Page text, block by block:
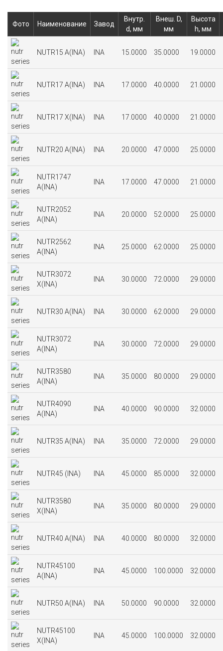
Фото Наименование Завод
Внутр.
d, мм
Внеш. D,
мм
Высота
h, мм
NUTR15 A(INA) INA 15.0000 35.0000 19.0000
NUTR17 A(INA) INA 17.0000 40.0000 21.0000
NUTR17 X(INA) INA 17.0000 40.0000 21.0000
NUTR20 A(INA) INA 20.0000 47.0000 25.0000
NUTR1747
A(INA)
INA 17.0000 47.0000 21.0000
NUTR2052
A(INA)
INA 20.0000 52.0000 25.0000
NUTR2562
A(INA)
INA 25.0000 62.0000 25.0000
NUTR3072
X(INA)
INA 30.0000 72.0000 29.0000
NUTR30 A(INA) INA 30.0000 62.0000 29.0000
NUTR3072
A(INA)
INA 30.0000 72.0000 29.0000
NUTR3580
A(INA)
INA 35.0000 80.0000 29.0000
NUTR4090
A(INA)
INA 40.0000 90.0000 32.0000
NUTR35 A(INA) INA 35.0000 72.0000 29.0000
NUTR45 (INA) INA 45.0000 85.0000 32.0000
NUTR3580
X(INA)
INA 35.0000 80.0000 29.0000
NUTR40 A(INA) INA 40.0000 80.0000 32.0000
NUTR45100
A(INA)
INA 45.0000 100.0000 32.0000
NUTR50 A(INA) INA 50.0000 90.0000 32.0000
NUTR45100
X(INA)
INA 45.0000 100.0000 32.0000